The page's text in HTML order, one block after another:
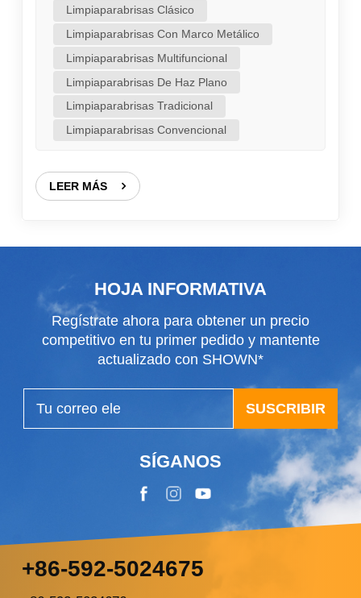
visibilidad reducida. Si te preguntas cuál es la
diferencia entre las escobillas planas y las
clásicas al comprar repuestos, siempre
encontrarás dos tipos principales: las clásicas
(convencionales) y las planas (de haz), las dos
más comunes en el mercado. Aunque ambos
limpiar el agua y la suciedad del parabrisas—,
difieren significativamente en estructura,
¿son mejores l...
Limpiaparabrisas Clásico
Limpiaparabrisas Con Marco Metálico
Limpiaparabrisas Multifuncional
Limpiaparabrisas De Haz Plano
Limpiaparabrisas Tradicional
Limpiaparabrisas Convencional
LEER MÁS
HOJA INFORMATIVA
Regístrate ahora para obtener un precio
competitivo en tu primer pedido y mantente
actualizado con SHOWN*
SUSCRIBIR
SÍGANOS
+86-592-5024675